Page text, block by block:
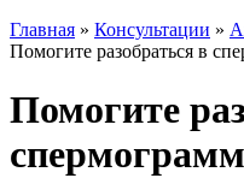
Главная » Консультации »
Помогите разобраться в
Помогите